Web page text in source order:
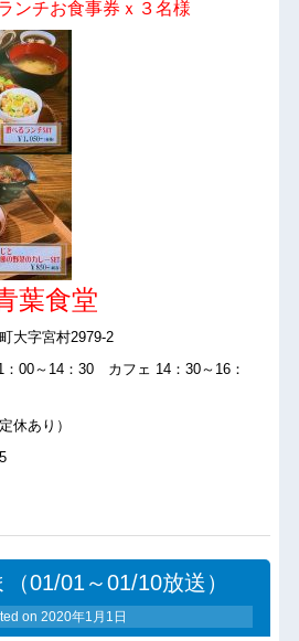
ンチお食事券ｘ３名様
葉食堂
大字宮村2979-2
：00～14：30 カフェ 14：30～16：
休あり）
01/01～01/10放送）
on 2020年1月1日